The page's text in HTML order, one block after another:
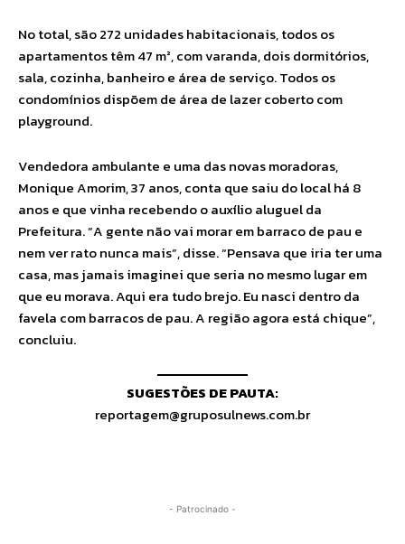
No total, são 272 unidades habitacionais, todos os
apartamentos têm 47 m², com varanda, dois dormitórios,
sala, cozinha, banheiro e área de serviço. Todos os
condomínios dispõem de área de lazer coberto com
playground.
Vendedora ambulante e uma das novas moradoras,
Monique Amorim, 37 anos, conta que saiu do local há 8
anos e que vinha recebendo o auxílio aluguel da
Prefeitura. “A gente não vai morar em barraco de pau e
nem ver rato nunca mais”, disse. “Pensava que iria ter uma
casa, mas jamais imaginei que seria no mesmo lugar em
que eu morava. Aqui era tudo brejo. Eu nasci dentro da
favela com barracos de pau. A região agora está chique”,
concluiu.
SUGESTÕES DE PAUTA:
reportagem@gruposulnews.com.br
- Patrocinado -